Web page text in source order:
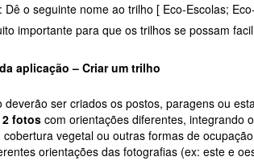
Dê o seguinte nome ao trilho [ Eco-Escolas;
importante para que os trilhos se possam
aplicação – Criar um trilho
deverão ser criados os postos, paragens ou
2 fotos com orientações diferentes, integrando
vegetal ou outras formas de
orientações das fotografias (ex: este e